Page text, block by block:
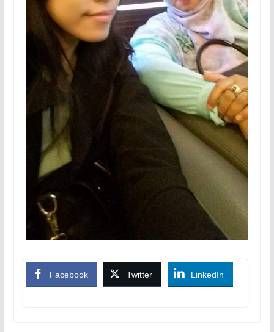
Facebook Twitter LinkedIn